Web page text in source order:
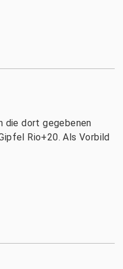
die dort gegebenen
Rio+20. Als Vorbild